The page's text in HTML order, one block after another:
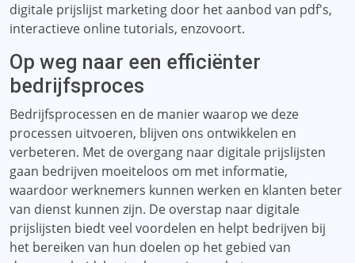
digitale prijslijst marketing door het aanbod van pdf's,
interactieve online tutorials, enzovoort.
Op weg naar een efficiënter
bedrijfsproces
Bedrijfsprocessen en de manier waarop we deze
processen uitvoeren, blijven ons ontwikkelen en
verbeteren. Met de overgang naar digitale prijslijsten
gaan bedrijven moeiteloos om met informatie,
waardoor werknemers kunnen werken en klanten beter
van dienst kunnen zijn. De overstap naar digitale
prijslijsten biedt veel voordelen en helpt bedrijven bij
het bereiken van hun doelen op het gebied van